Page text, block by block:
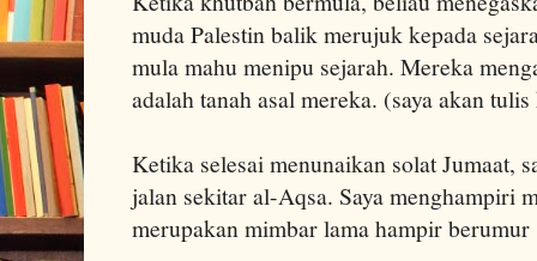
muda Palestin balik merujuk kepada
mula mahu menipu sejarah. Mereka
adalah tanah asal mereka. (saya akan
Ketika selesai menunaikan solat Jumaat,
jalan sekitar al-Aqsa. Saya menghampiri
merupakan mimbar lama hampir berumur